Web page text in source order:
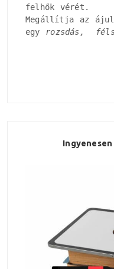
felhők vérét.
Megállítja az
egy rozsdás,